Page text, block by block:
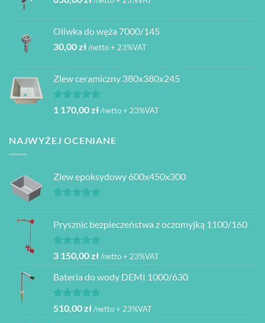
Oliwka do węża 7000/145
30,00zł/netto + 23%VAT
Zlew ceramiczny 380x380x245
Oceniono
na 5
1 170,00zł/netto + 23%VAT
NAJWYŻEJ OCENIANE
Zlew epoksydowy 600x450x300
Prysznic bezpieczeństwa z oczomyjką 1100/160
Oceniono
na 5
3 150,00zł/netto + 23%VAT
Bateria do wody DEMI 1000/630
Oceniono
na 5
510,00zł/netto + 23%VAT